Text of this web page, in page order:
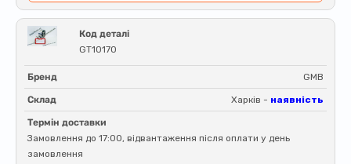
Код деталі
GT10170
Бренд GMB
Склад Харків - наявність
Термін доставки
Замовлення до 17:00, відвантаження після оплати у день
замовлення